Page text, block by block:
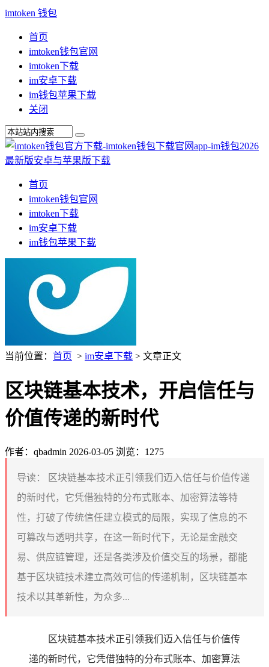
imtoken 钱包
首页
imtoken钱包官网
imtoken下载
im安卓下载
im钱包苹果下载
关闭
首页
imtoken钱包官网
imtoken下载
im安卓下载
im钱包苹果下载
当前位置： 首页 > im安卓下载 > 文章正文
区块链基本技术，开启信任与
价值传递的新时代
作者：qbadmin 2026-03-05 浏览：1275
导读：
区块链基本技术正引领我们迈入信任与价值传递
的新时代，它凭借独特的分布式账本、加密算法等特
性，打破了传统信任建立模式的局限，实现了信息的不
可篡改与透明共享，在这一新时代下，无论是金融交
易、供应链管理，还是各类涉及价值交互的场景，都能
基于区块链技术建立高效可信的传递机制，区块链基本
技术以其革新性，为众多...
区块链基本技术正引领我们迈入信任与价值传
递的新时代，它凭借独特的分布式账本、加密算法